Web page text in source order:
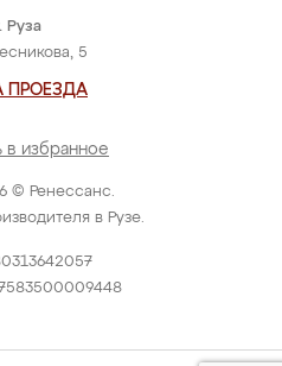
© Ренессанс.
в Рузе.
Руза
5
ПРОЕЗДА
в избранное